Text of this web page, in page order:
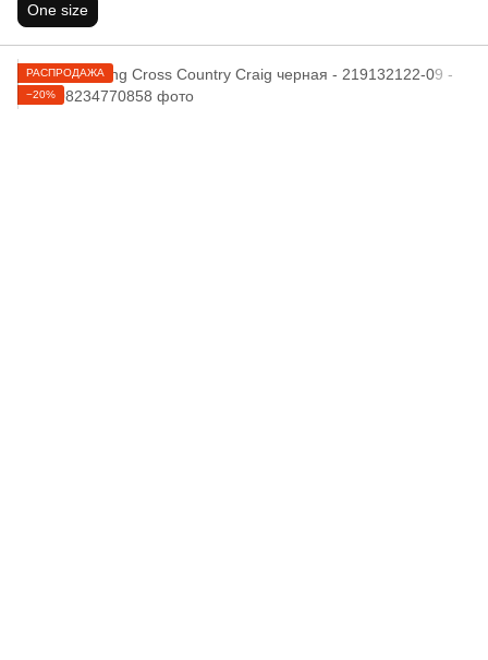
One size
РАСПРОДАЖА
−20%